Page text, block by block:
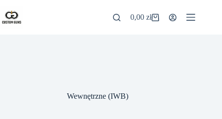
0,00zł
Wewnętrzne (IWB)